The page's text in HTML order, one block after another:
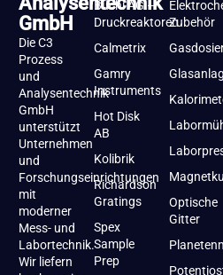
GmbH
Die C3
Prozess
und
Analysentechnik
GmbH
unterstützt
Unternehmen
und
Forschungseinrichtungen
mit
moderner
Mess- und
Labortechnik.
Wir liefern
Büchi AG –
Druckreaktoren
Calmetrix
Gamry
Instruments
Hot Disk
AB
Kolibrik
Richardson
Gratings
Spex
Sample
Prep
Zubehör
Optische
Gitter